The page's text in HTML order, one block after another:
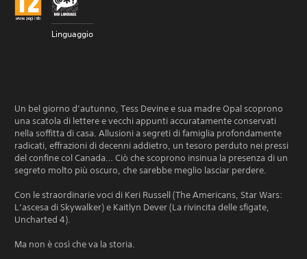
Linguaggio
Un bel giorno d’autunno, Tess Devine e sua madre Opal scoprono
una scatola di lettere e vecchi appunti accuratamente conservati
nella soffitta di casa. Allusioni a segreti di famiglia profondamente
radicati, effrazioni di decenni addietro, un tesoro perduto nei pressi
del confine col Canada… Ciò che scoprono insinua la presenza di un
segreto molto più oscuro, che sarebbe meglio lasciar perdere.
Con le straordinarie voci di Keri Russell (The Americans, Star Wars:
L’ascesa di Skywalker) e Kaitlyn Dever (La rivincita delle sfigate,
Uncharted 4).
Ma non è così che va la storia.